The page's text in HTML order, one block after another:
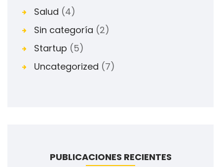
Salud (4)
Sin categoría (2)
Startup (5)
Uncategorized (7)
PUBLICACIONES RECIENTES